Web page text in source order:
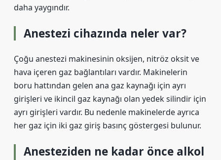
daha yaygındır.
Anestezi cihazında neler var?
Çoğu anestezi makinesinin oksijen, nitröz oksit ve
hava içeren gaz bağlantıları vardır. Makinelerin
boru hattından gelen ana gaz kaynağı için ayrı
girişleri ve ikincil gaz kaynağı olan yedek silindir için
ayrı girişleri vardır. Bu nedenle makinelerde ayrıca
her gaz için iki gaz giriş basınç göstergesi bulunur.
Anesteziden ne kadar önce alkol